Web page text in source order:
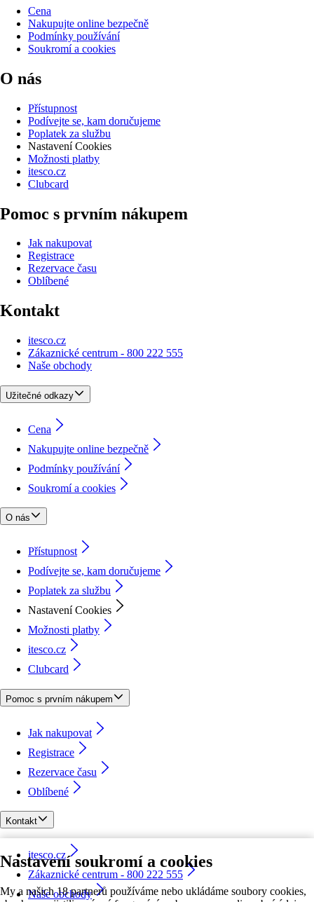
Nastavení soukromí a cookies
My a našich 18 partnerů používáme nebo ukládáme soubory cookies,
Cena
Nakupujte online bezpečně
Podmínky používání
Soukromí a cookies
O nás
Přístupnost
Podívejte se, kam doručujeme
Poplatek za službu
Nastavení Cookies
Možnosti platby
itesco.cz
Clubcard
Pomoc s prvním nákupem
Jak nakupovat
Registrace
Rezervace času
Oblíbené
Kontakt
itesco.cz
Zákaznické centrum - 800 222 555
Naše obchody
Užitečné odkazy
Cena
Nakupujte online bezpečně
Podmínky používání
Soukromí a cookies
O nás
Přístupnost
Podívejte se, kam doručujeme
Poplatek za službu
Nastavení Cookies
Možnosti platby
itesco.cz
Clubcard
Pomoc s prvním nákupem
Jak nakupovat
Registrace
Rezervace času
Oblíbené
Kontakt
itesco.cz
Zákaznické centrum - 800 222 555
Naše obchody